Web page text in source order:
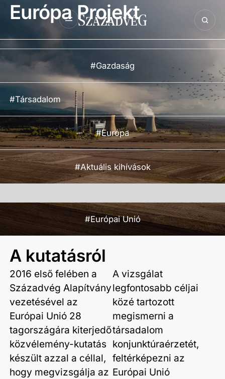
Európa Projekt
#Gazdaság
#Társadalom
#Európa
#Aktuális kihívások
#Európai Unió
A kutatásról
2016 első felében a
Századvég Alapítvány
vezetésével az
Európai Unió 28
tagországára kiterjedő
közvélemény-kutatás
készült azzal a céllal,
hogy megvizsgálja az
A vizsgálat
legfontosabb céljai
közé tartozott
megismerni a
társadalom
konjunktúraérzetét,
feltérképezni az
Európai Unió